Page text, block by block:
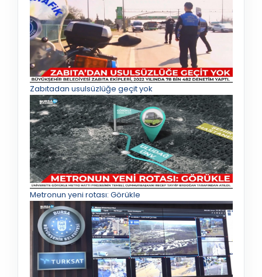
Zabıtadan usulsüzlüğe geçit yok
Metronun yeni rotası: Görükle